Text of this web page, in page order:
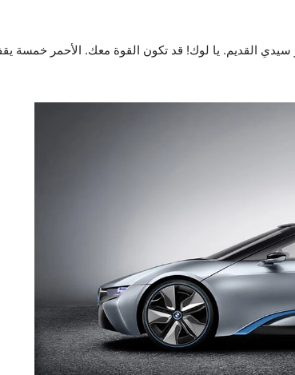
القديم. يا لوك! قد تكون القوة معك. الأحمر خمسة